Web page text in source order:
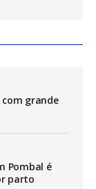
com grande
Pombal é
parto